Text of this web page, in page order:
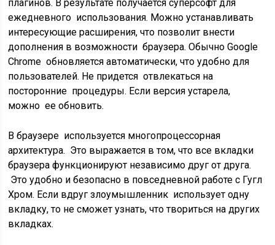
плагинов. В результате получается суперсофт для
ежедневного использования. Можно устанавливать
интересующие расширения, что позволит внести
дополнения в возможности браузера. Обычно Google
Chrome обновляется автоматически, что удобно для
пользователей. Не придется отвлекаться на
посторонние процедуры. Если версия устарела,
можно ее обновить.
В браузере используется многопроцессорная
архитектура. Это выражается в том, что все вкладки
браузера функционируют независимо друг от друга.
Это удобно и безопасно в повседневной работе с Гугл
Хром. Если вдруг злоумышленник использует одну
вкладку, то не сможет узнать, что твориться на других
вкладках.